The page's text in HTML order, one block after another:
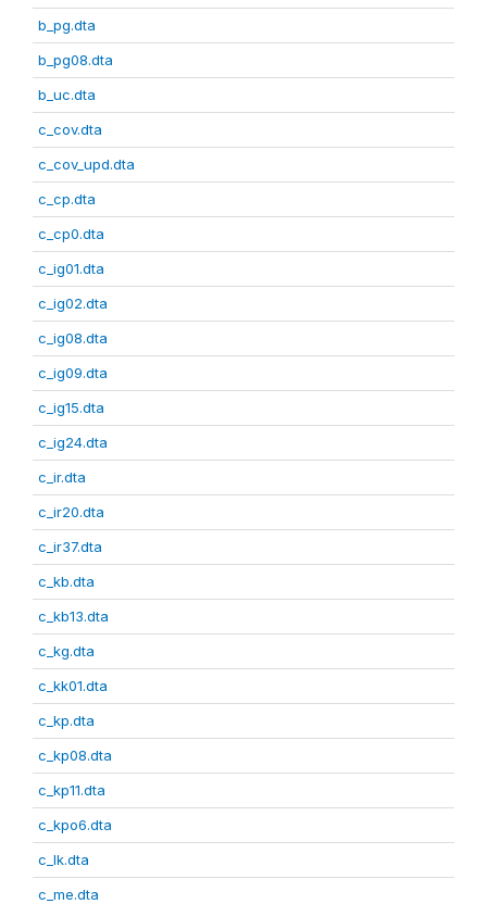
b_pg.dta
b_pg08.dta
b_uc.dta
c_cov.dta
c_cov_upd.dta
c_cp.dta
c_cp0.dta
c_ig01.dta
c_ig02.dta
c_ig08.dta
c_ig09.dta
c_ig15.dta
c_ig24.dta
c_ir.dta
c_ir20.dta
c_ir37.dta
c_kb.dta
c_kb13.dta
c_kg.dta
c_kk01.dta
c_kp.dta
c_kp08.dta
c_kp11.dta
c_kpo6.dta
c_lk.dta
c_me.dta